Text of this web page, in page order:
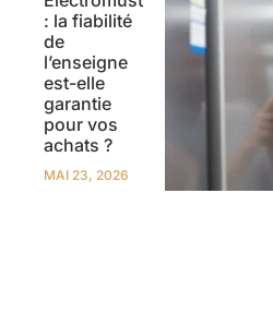
: la fiabilité
de
l’enseigne
est-elle
garantie
pour vos
achats ?
MAI 23, 2026